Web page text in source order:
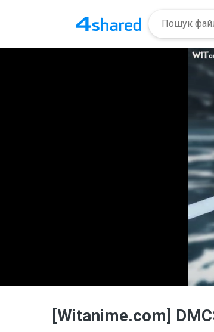
[Witanime.com]